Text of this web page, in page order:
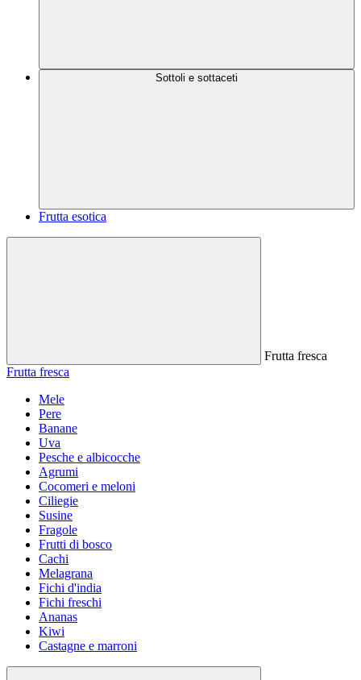
Sottoli e sottaceti
Frutta esotica
Frutta fresca
Frutta fresca
Mele
Pere
Banane
Uva
Pesche e albicocche
Agrumi
Cocomeri e meloni
Ciliegie
Susine
Fragole
Frutti di bosco
Cachi
Melagrana
Fichi d'india
Fichi freschi
Ananas
Kiwi
Castagne e marroni